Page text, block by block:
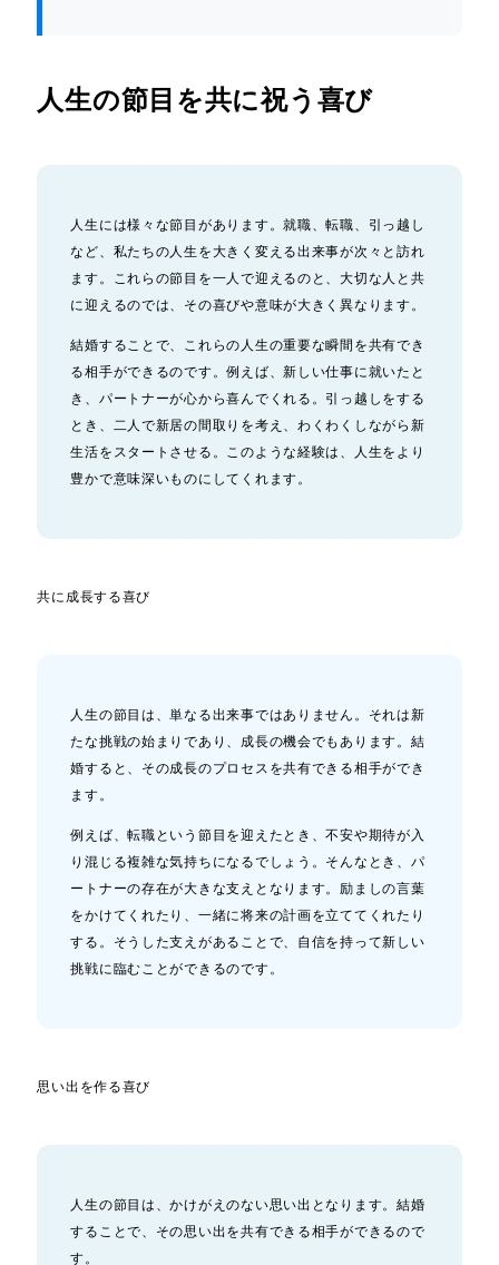
人生の節目を共に祝う喜び
人生には様々な節目があります。就職、転職、引っ越し
など、私たちの人生を大きく変える出来事が次々と訪れ
ます。これらの節目を一人で迎えるのと、大切な人と共
に迎えるのでは、その喜びや意味が大きく異なります。
結婚することで、これらの人生の重要な瞬間を共有でき
る相手ができるのです。例えば、新しい仕事に就いたと
き、パートナーが心から喜んでくれる。引っ越しをする
とき、二人で新居の間取りを考え、わくわくしながら新
生活をスタートさせる。このような経験は、人生をより
豊かで意味深いものにしてくれます。
共に成長する喜び
人生の節目は、単なる出来事ではありません。それは新
たな挑戦の始まりであり、成長の機会でもあります。結
婚すると、その成長のプロセスを共有できる相手ができ
ます。
例えば、転職という節目を迎えたとき、不安や期待が入
り混じる複雑な気持ちになるでしょう。そんなとき、パ
ートナーの存在が大きな支えとなります。励ましの言葉
をかけてくれたり、一緒に将来の計画を立ててくれたり
する。そうした支えがあることで、自信を持って新しい
挑戦に臨むことができるのです。
思い出を作る喜び
人生の節目は、かけがえのない思い出となります。結婚
することで、その思い出を共有できる相手ができるので
す。